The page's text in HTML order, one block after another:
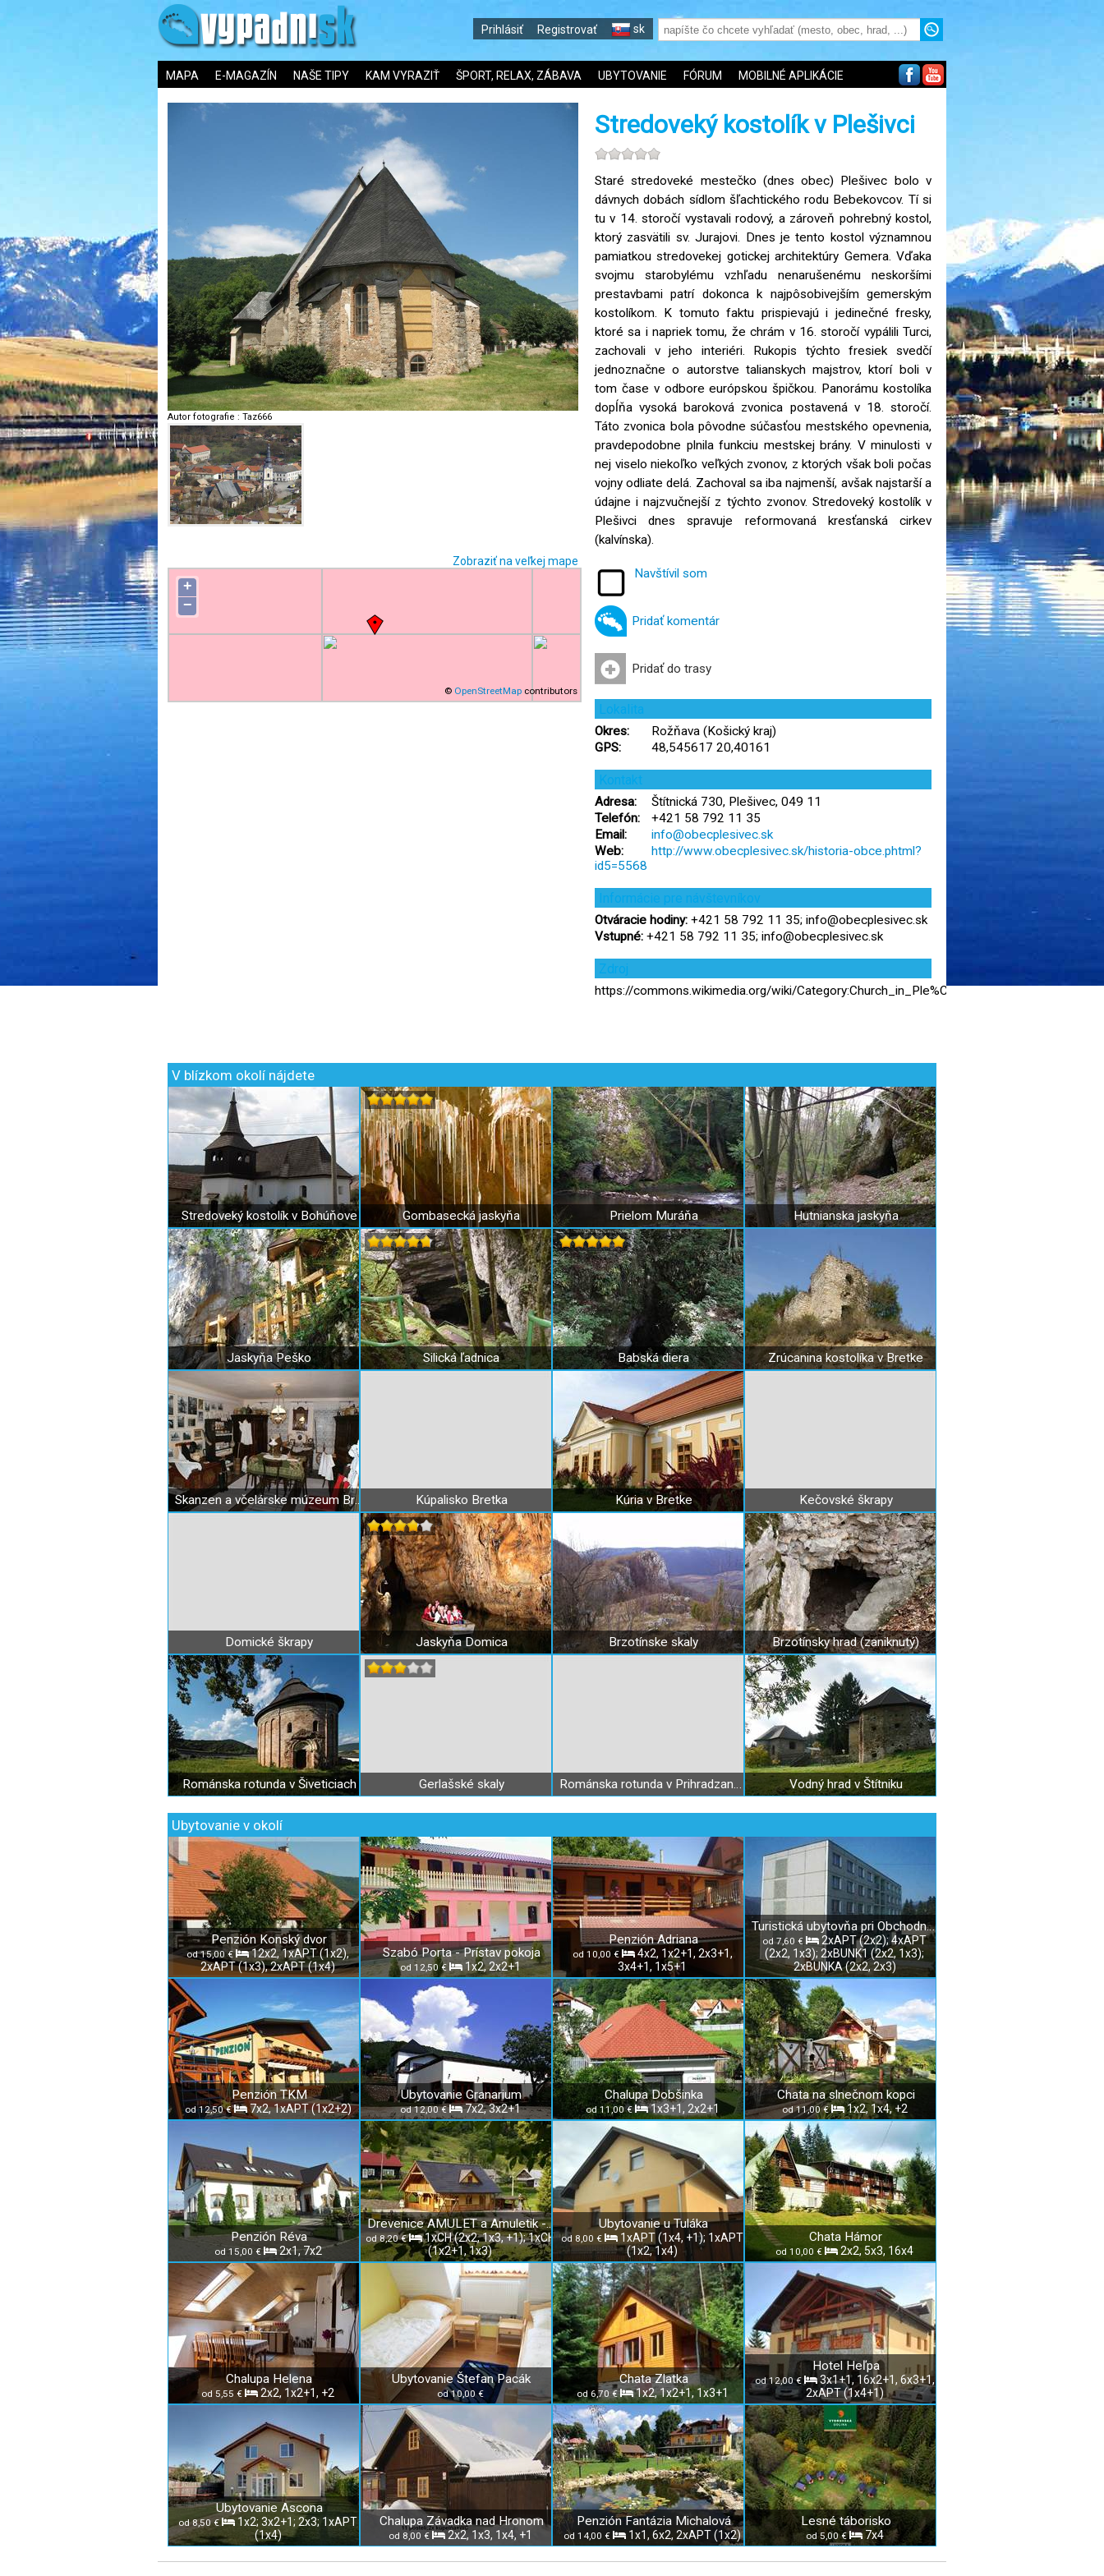
Prihlásiť Registrovať sk
MAPA E-MAGAZÍN NAŠE TIPY KAM VYRAZIŤ ŠPORT, RELAX, ZÁBAVA UBYTOVANIE FÓRUM MOBILNÉ APLIKÁCIE
Autor fotografie : Taz666
Zobraziť na veľkej mape
+
−
© OpenStreetMap contributors
Stredoveký kostolík v Plešivci
Staré stredoveké mestečko (dnes obec) Plešivec bolo v
dávnych dobách sídlom šľachtického rodu Bebekovcov. Tí si
tu v 14. storočí vystavali rodový, a zároveň pohrebný kostol,
ktorý zasvätili sv. Jurajovi. Dnes je tento kostol významnou
pamiatkou stredovekej gotickej architektúry Gemera. Vďaka
svojmu starobylému vzhľadu nenarušenému neskoršími
prestavbami patrí dokonca k najpôsobivejším gemerským
kostolíkom. K tomuto faktu prispievajú i jedinečné fresky,
ktoré sa i napriek tomu, že chrám v 16. storočí vypálili Turci,
zachovali v jeho interiéri. Rukopis týchto fresiek svedčí
jednoznačne o autorstve talianskych majstrov, ktorí boli v
tom čase v odbore európskou špičkou. Panorámu kostolíka
dopĺňa vysoká baroková zvonica postavená v 18. storočí.
Táto zvonica bola pôvodne súčasťou mestského opevnenia,
pravdepodobne plnila funkciu mestskej brány. V minulosti v
nej viselo niekoľko veľkých zvonov, z ktorých však boli počas
vojny odliate delá. Zachoval sa iba najmenší, avšak najstarší a
údajne i najzvučnejší z týchto zvonov. Stredoveký kostolík v
Plešivci dnes spravuje reformovaná kresťanská cirkev
(kalvínska).
Navštívil som
Pridať komentár
Pridať do trasy
Lokalita
Okres:
Rožňava (Košický kraj)
GPS:
48,545617 20,40161
Kontakt
Adresa:
Štítnická 730, Plešivec, 049 11
Telefón:
+421 58 792 11 35
Email:
info@obecplesivec.sk
Web:
http://www.obecplesivec.sk/historia-obce.phtml?
id5=5568
Informácie pre návštevníkov
Otváracie hodiny: +421 58 792 11 35; info@obecplesivec.sk
Vstupné: +421 58 792 11 35; info@obecplesivec.sk
Zdroj
https://commons.wikimedia.org/wiki/
V blízkom okolí nájdete
Stredoveký kostolík v Bohúňove Gombasecká jaskyňa Prielom Muráňa Hutnianska jaskyňa
Jaskyňa Peško Silická ľadnica Babská diera Zrúcanina kostolíka v Bretke
Skanzen a včelárske múzeum Bretka Kúpalisko Bretka Kúria v Bretke Kečovské škrapy
Domické škrapy Jaskyňa Domica Brzotínske skaly Brzotínsky hrad (zaniknutý)
Románska rotunda v Šiveticiach Gerlašské skaly Románska rotunda v Prihradzanoch Vodný hrad v Štítniku
Ubytovanie v okolí
Penzión Konský dvor
od 15,00 €
12x2, 1xAPT (1x2),
2xAPT (1x3), 2xAPT (1x4)
Szabó Porta - Prístav pokoja
od 12,50 € 1x2, 2x2+1
Penzión Adriana
od 10,00 €
4x2, 1x2+1, 2x3+1,
3x4+1, 1x5+1
Turistická ubytovňa pri Obchodnej akadémii v Rožňave
od 7,60 €
2xAPT (2x2); 4xAPT
(2x2, 1x3); 2xBUNK1 (2x2, 1x3);
2xBUNKA (2x2, 2x3)
Penzión TKM
od 12,50 € 7x2, 1xAPT (1x2+2)
Ubytovanie Granarium
od 12,00 € 7x2, 3x2+1
Chalupa Dobšinka
od 11,00 € 1x3+1, 2x2+1
Chata na slnečnom kopci
od 11,00 € 1x2, 1x4, +2
Penzión Réva
od 15,00 € 2x1, 7x2
Drevenice AMULET a Amuletik - Slovenský raj
od 8,20 €
1xCH (2x2, 1x3, +1); 1xCH
(1x2+1, 1x3)
Ubytovanie u Tuláka
od 8,00 €
1xAPT (1x4, +1); 1xAPT
(1x2, 1x4)
Chata Hámor
od 10,00 € 2x2, 5x3, 16x4
Chalupa Helena
od 5,55 € 2x2, 1x2+1, +2
Ubytovanie Štefan Pacák
od 10,00 €
Chata Zlatka
od 6,70 € 1x2, 1x2+1, 1x3+1
Hotel Heľpa
od 12,00 €
3x1+1, 16x2+1, 6x3+1,
2xAPT (1x4+1)
Ubytovanie Ascona
od 8,50 €
1x2; 3x2+1; 2x3; 1xAPT
(1x4)
Chalupa Závadka nad Hronom
od 8,00 € 2x2, 1x3, 1x4, +1
Penzión Fantázia Michalová
od 14,00 € 1x1, 6x2, 2xAPT (1x2)
Lesné táborisko
od 5,00 € 7x4